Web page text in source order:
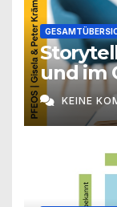
und im
KEINE